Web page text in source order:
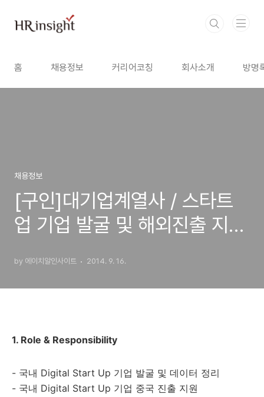
홈 채용정보 커리어코칭 회사소개 방명
채용정보
[구인]대기업계열사 / 스타트
업 기업 발굴 및 해외진출 지원
by 에이치알인사이트 2014. 9. 16.
1. Role & Responsibility
- 국내 Digital Start Up 기업 발굴 및 데이터 정리
- 국내 Digital Start Up 기업 중국 진출 지원